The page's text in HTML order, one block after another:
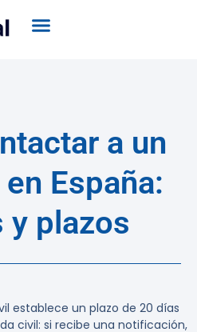
a un
España:
y plazos
establece un plazo de 20 días
civil: si recibe una notificación,